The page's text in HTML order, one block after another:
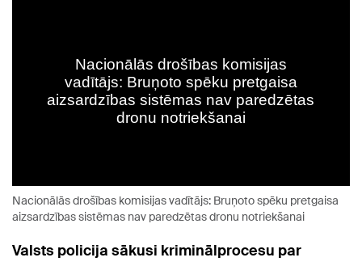
Nacionālās drošības komisijas vadītājs: Bruņoto spēku pretgaisa
aizsardzības sistēmas nav paredzētas dronu notriekšanai
Valsts policija sākusi kriminālprocesu par